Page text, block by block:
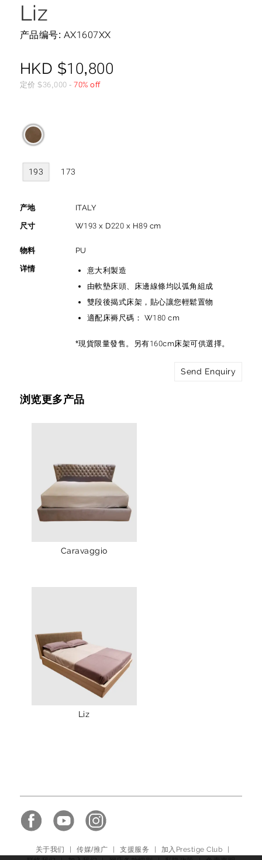
Liz
产品编号: AX1607XX
HKD $10,800
定价$36,000 -70% off
193 173
产地 ITALY
尺寸 W193 x D220 x H89 cm
物料 PU
详情
意大利製造
由軟墊床頭、床邊線條均以弧角組成
雙段後揭式床架，貼心讓您輕鬆置物
適配床褥尺碼： W180 cm
*現貨限量發售。另有160cm床架可供選擇。
Send Enquiry
浏览更多产品
Caravaggio
Liz
关于我们 传媒/推广 支援服务 加入Prestige Club